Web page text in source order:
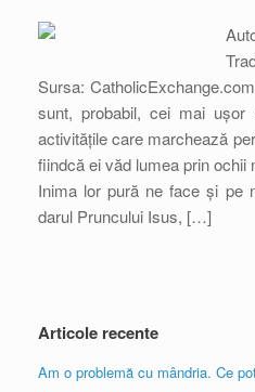
Sursa:
sunt, probabil, cei mai
activitățile care marchează
fiindcă ei văd lumea prin ochii
Inima lor pură ne face și pe
darul Pruncului Isus, […]
Articole recente
Am o problemă cu mândria. Ce